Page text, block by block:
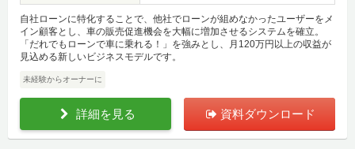
自社ローンに特化することで、他社でローンが組めなかったユーザーをメ
イン顧客とし、車の販売促進機会を大幅に増加させるシステムを確立。
「だれでもローンで車に乗れる！」を強みとし、月120万円以上の収益が
見込める新しいビジネスモデルです。
未経験からオーナーに
詳細を見る 資料ダウンロード